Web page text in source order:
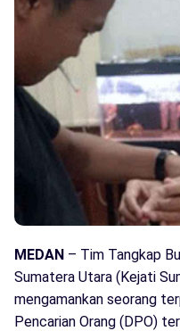
MEDAN – Tim Tangkap
Sumatera Utara (Kejati
mengamankan seorang
Pencarian Orang (DPO)